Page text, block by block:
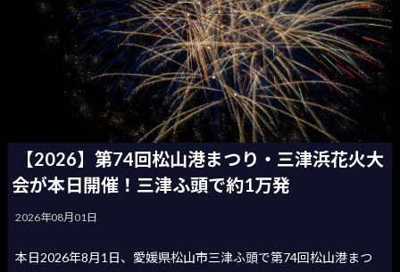
【2026】第74回松山港まつり・三津浜花火大
会が本日開催！三津ふ頭で約1万発
2026年08月01日
本日2026年8月1日、愛媛県松山市三津ふ頭で第74回松山港まつ